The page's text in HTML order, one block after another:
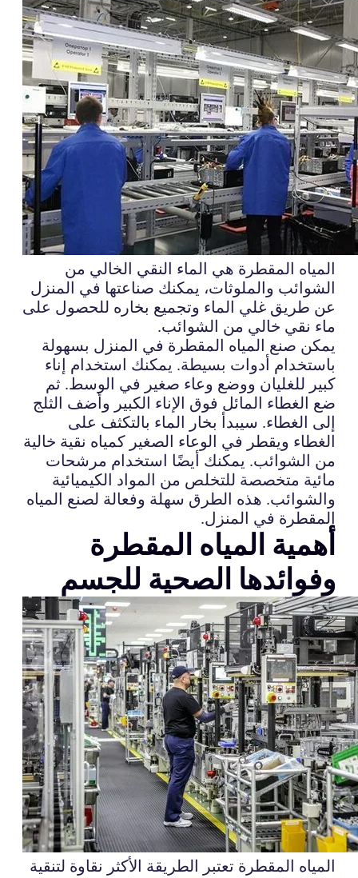
المياه المقطرة هي الماء النقي الخالي من
الشوائب والملوثات، يمكنك صناعتها في المنزل
عن طريق غلي الماء وتجميع بخاره للحصول على
ماء نقي خالي من الشوائب.
يمكن صنع المياه المقطرة في المنزل بسهولة
باستخدام أدوات بسيطة. يمكنك استخدام إناء
كبير للغليان ووضع وعاء صغير في الوسط. ثم
ضع الغطاء المائل فوق الإناء الكبير وأضف الثلج
إلى الغطاء. سيبدأ بخار الماء بالتكثف على
الغطاء ويقطر في الوعاء الصغير كمياه نقية خالية
من الشوائب. يمكنك أيضًا استخدام مرشحات
مائية متخصصة للتخلص من المواد الكيميائية
والشوائب. هذه الطرق سهلة وفعالة لصنع المياه
المقطرة في المنزل.
أهمية المياه المقطرة
وفوائدها الصحية للجسم
المياه المقطرة تعتبر الطريقة الأكثر نقاوة لتنقية